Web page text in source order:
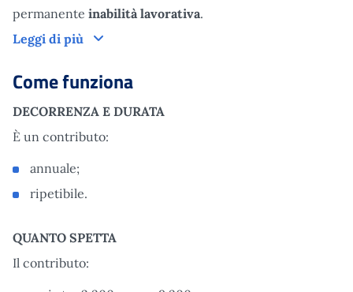
permanente inabilità lavorativa.
Leggi di più
A chi è rivolto
Come funziona
DECORRENZA E DURATA
È un contributo:
annuale;
ripetibile.
QUANTO SPETTA
Il contributo: